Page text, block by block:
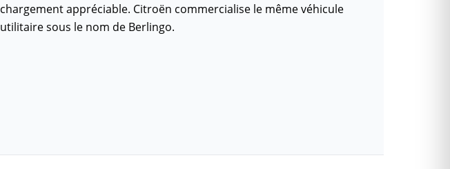
chargement appréciable. Citroën commercialise le même véhicule
utilitaire sous le nom de Berlingo.